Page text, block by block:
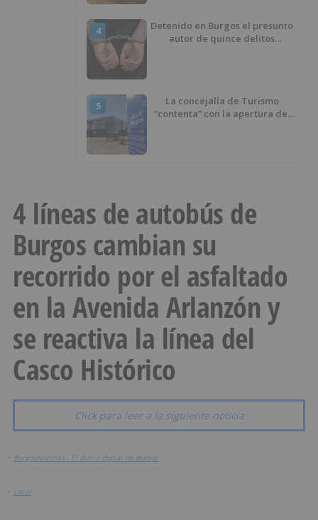
4
Detenido en Burgos el presunto
autor de quince delitos
5
La concejalía de Turismo
“contenta” con la apertura del
4 líneas de autobús de
Burgos cambian su
recorrido por el asfaltado
en la Avenida Arlanzón y
se reactiva la línea del
Casco Histórico
Click para leer a la siguiente noticia
> BurgosNoticias - El diario digital de Burgos
> Local